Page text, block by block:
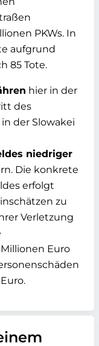
PKWs. In
aufgrund
85 Tote.
hier in der
des
der Slowakei
niedriger
Die konkrete
erfolgt
zu
Verletzung
Euro